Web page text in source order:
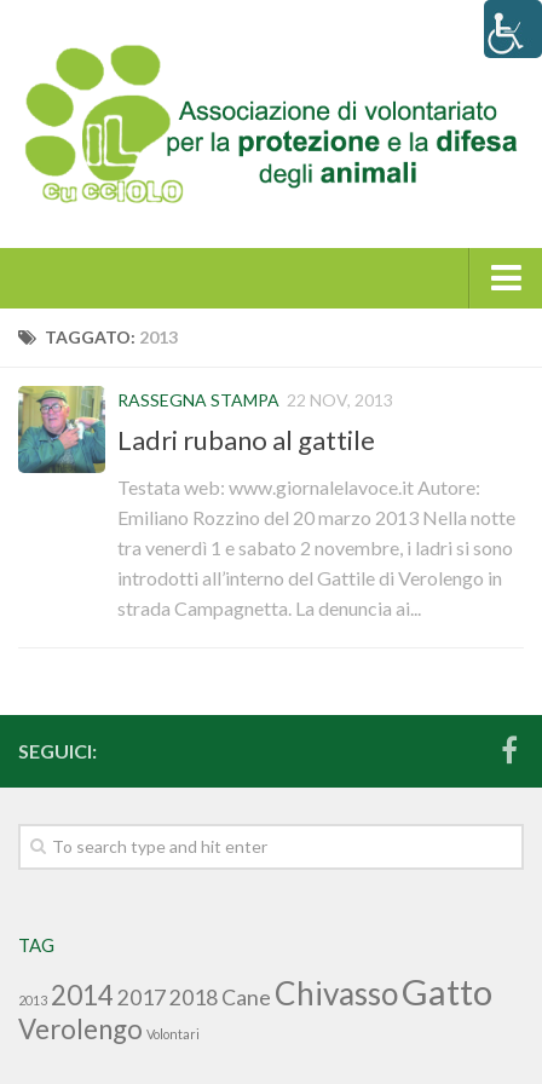
Home
La storia
Statuto e atto costitutivo
Diventa volontario
Galleria
Rassegna stampa
TAGGATO: 2013
RASSEGNA STAMPA 22 NOV, 2013
Ladri rubano al gattile
Testata web: www.giornalelavoce.it Autore:
Emiliano Rozzino del 20 marzo 2013 Nella notte
tra venerdì 1 e sabato 2 novembre, i ladri si sono
introdotti all’interno del Gattile di Verolengo in
strada Campagnetta. La denuncia ai...
SEGUICI:
TAG
2013 2014 20172018Cane ChivassoGatto
Verolengo Volontari